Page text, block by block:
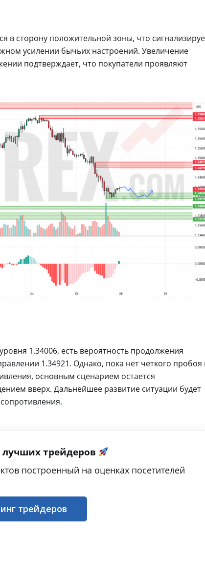
в сторону положительной зоны, что
усилении бычьих настроений. Увеличение
подтверждает, что покупатели проявляют
1.34006, есть вероятность продолжения
1.34921. Однако, пока нет четкого пробоя
основным сценарием остается
вверх. Дальнейшее развитие ситуации будет
лучших трейдеров
построенный на оценках посетителей
трейдеров